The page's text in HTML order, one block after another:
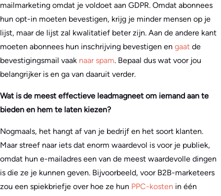
mailmarketing omdat je voldoet aan GDPR. Omdat abonnees
hun opt-in moeten bevestigen, krijg je minder mensen op je
lijst, maar de lijst zal kwalitatief beter zijn. Aan de andere kant
moeten abonnees hun inschrijving bevestigen en gaat de
bevestigingsmail vaak naar spam. Bepaal dus wat voor jou
belangrijker is en ga van daaruit verder.
Wat is de meest effectieve leadmagneet om iemand aan te
bieden en hem te laten kiezen?
Nogmaals, het hangt af van je bedrijf en het soort klanten.
Maar streef naar iets dat enorm waardevol is voor je publiek,
omdat hun e-mailadres een van de meest waardevolle dingen
is die ze je kunnen geven. Bijvoorbeeld, voor B2B-marketeers
zou een spiekbriefje over hoe ze hun PPC-kosten in één